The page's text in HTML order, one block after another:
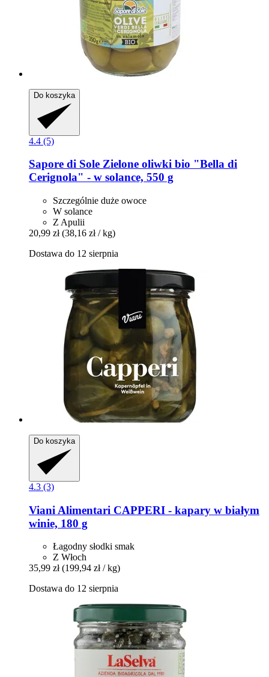
Do koszyka
4.4 (5)
Sapore di Sole Zielone oliwki bio "Bella di
Cerignola" -​ w solance, 550 g
Szczególnie duże owoce
W solance
Z Apulii
20,99 zł (38,16 zł / kg)
Dostawa do 12 sierpnia
Do koszyka
4.3 (3)
Viani Alimentari CAPPERI -​ kapary w białym
winie, 180 g
Łagodny słodki smak
Z Włoch
35,99 zł (199,94 zł / kg)
Dostawa do 12 sierpnia